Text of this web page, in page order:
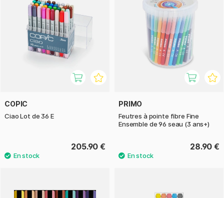
COPIC
Ciao Lot de 36 E
205.90 €
PRIMO
Feutres à pointe fibre Fine
Ensemble de 96 seau (3 ans+)
28.90 €